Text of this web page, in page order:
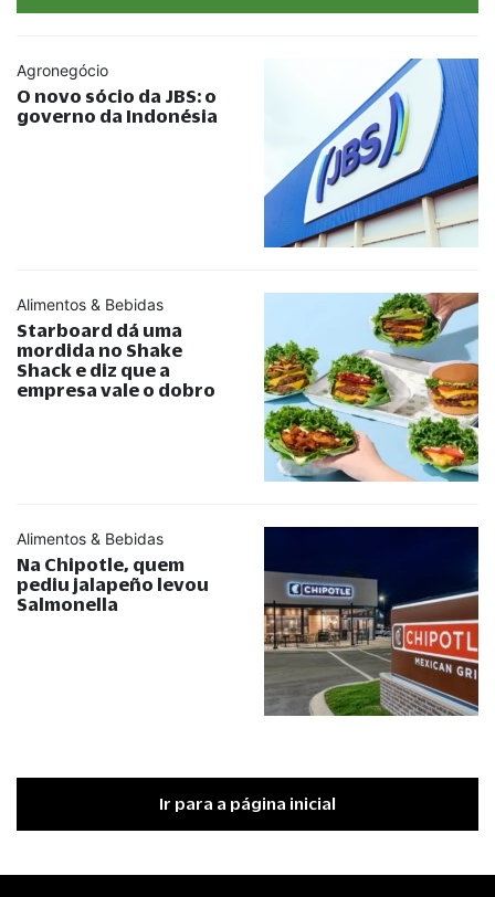
Agronegócio
O novo sócio da JBS: o
governo da Indonésia
Alimentos & Bebidas
Starboard dá uma
mordida no Shake
Shack e diz que a
empresa vale o dobro
Alimentos & Bebidas
Na Chipotle, quem
pediu jalapeño levou
Salmonella
Ir para a página inicial